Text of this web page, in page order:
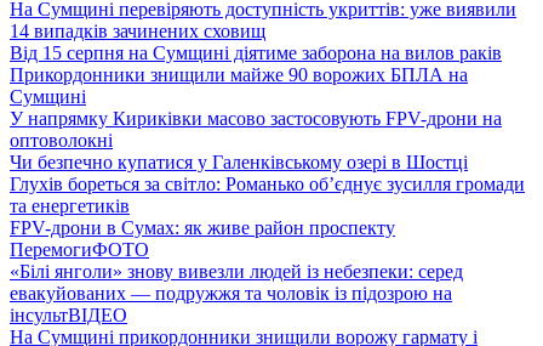
На Сумщині перевіряють доступність укриттів: уже виявили
14 випадків зачинених сховищ
Від 15 серпня на Сумщині діятиме заборона на вилов раків
Прикордонники знищили майже 90 ворожих БПЛА на
Сумщині
У напрямку Кириківки масово застосовують FPV-дрони на
оптоволокні
Чи безпечно купатися у Галенківському озері в Шостці
Глухів бореться за світло: Романько об’єднує зусилля громади
та енергетиків
FPV-дрони в Сумах: як живе район проспекту
ПеремогиФОТО
«Білі янголи» знову вивезли людей із небезпеки: серед
евакуйованих — подружжя та чоловік із підозрою на
інсультВІДЕО
На Сумщині прикордонники знищили ворожу гармату і